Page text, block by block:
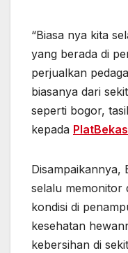
“Biasa nya kita
yang berada di
perjualkan
biasanya dari
seperti bogor,
kepada
Disampaikannya,
selalu memonitor
kondisi di
kesehatan
kebersihan di